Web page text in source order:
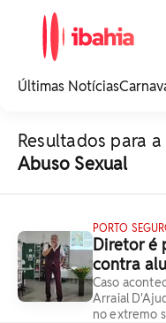
noticias e
Últimas Notícias
Resultados para
Abuso Sexual
PORTO
Diretor é
contra
Caso
Arraial
no extremo